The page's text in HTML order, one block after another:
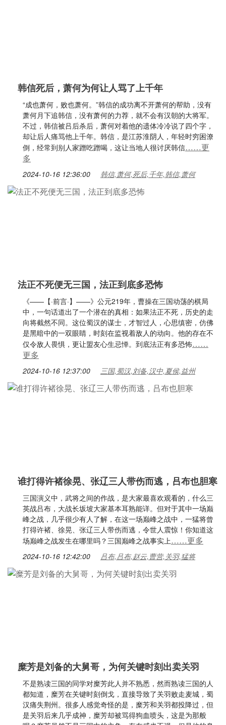
韩信死后，萧何为何让人骂了上千年
“成也萧何，败也萧何。”韩信的成功离不开萧何的帮助，没有
萧何月下追韩信，没有萧何的力荐，就不会有汉朝的大将军。
不过，韩信被吕后杀后，萧何对着他的遗体冷冷说了四个字，
却让后人痛骂他上千年。韩信，是江苏淮阴人，年轻时穷困潦
倒，经常到别人家蹭吃蹭喝，这让当地人很讨厌韩信……更
多
2024-10-16 12:36:00 韩信,萧何,死后,千年,韩信,萧何
法正不死便无三国，法正到底多恐怖
《——【·前言·】——》公元219年，曹操在三国动荡的棋局
中，一句话道出了一个潜在的真相：如果法正不死，历史的走
向将截然不同。这位蜀汉的谋士，才智过人，心思缜密，仿佛
是黑暗中的一双眼睛，时刻在监视着敌人的动向。他的存在不
仅令敌人畏惧，更让盟友心生忌惮。到底法正有多恐怖……
更多
2024-10-16 12:37:00 三国,蜀汉,刘备,汉中,夏侯,益州
谁打得许褚徐晃、张辽三人带伤而逃，吕布也胆寒
三国演义中，武将之间的作战，是大家最喜欢观看的，什么三
英战吕布，大战长坂坡大家基本耳熟能详。但对于其中一场巅
峰之战，几乎很少有人了解，在这一场巅峰之战中，一猛将曾
打得许褚、徐晃、张辽三人带伤而逃，令世人震惊！你知道这
场巅峰之战发生在哪里吗？三国巅峰之战事实上……更多
2024-10-16 12:42:00 吕布,吕布,赵云,曹营,关羽,猛将
糜芳是刘备的大舅哥，为何关键时刻出卖关羽
不是熟读三国的同学对糜芳此人并不熟悉，然而熟读三国的人
都知道，糜芳在关键时刻倒戈，直接导致了关羽败走麦城，蜀
汉痛失荆州。很多人感觉奇怪的是，糜芳和关羽都投降过，但
是关羽后来几乎成神，糜芳却被骂得狗血喷头，这是为那般